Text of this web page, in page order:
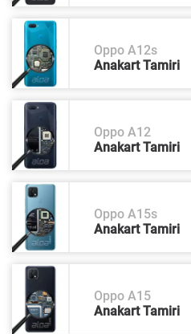
Oppo A12s
Anakart Tamiri
Oppo A12
Anakart Tamiri
Oppo A15s
Anakart Tamiri
Oppo A15
Anakart Tamiri